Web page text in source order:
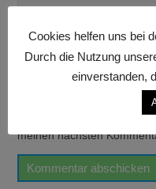
Name, E-Mail-Adresse
meinen nächsten
Cookies helfen uns bei
Durch die Nutzung
einverstanden,